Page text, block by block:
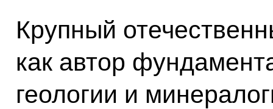
Крупный
как автор
геологии и